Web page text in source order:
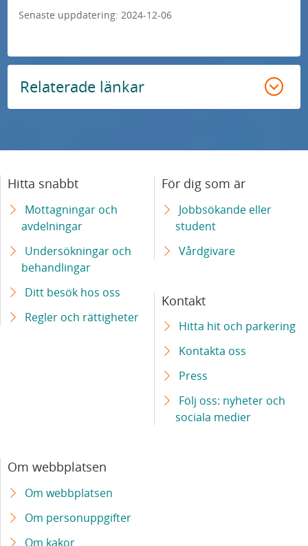
Han är årets yngre kliniska forskare
Genus påverkar smärtupplevelser
Barn med affektanfall genomgår onödiga
undersökningar
Efter byte av operationsmetod – patienterna
Svår skallskada aktiverar vilande kroppsegna
retrovirus i hjärnan
Ny genterapi kan rädda livet på barn med
Avancerade läkemedel för behandling av
svåra sjukdomar ska utvecklas vid Skånes
den allvarliga sjukdomen
3000 skåningar kallas till unik hjärt-lungstudie
Blodprov minst lika bra som ryggvätskeprov
Senaste uppdatering: 2024-12-06
Relaterade länkar
Hitta snabbt
Mottagningar och
avdelningar
Undersökningar och
behandlingar
Ditt besök hos oss
Regler och rättigheter
För dig som är
Jobbsökande eller
student
Vårdgivare
Kontakt
Hitta hit och parkering
Kontakta oss
Press
Följ oss: nyheter och
sociala medier
Om webbplatsen
Om webbplatsen
Om personuppgifter
Om kakor